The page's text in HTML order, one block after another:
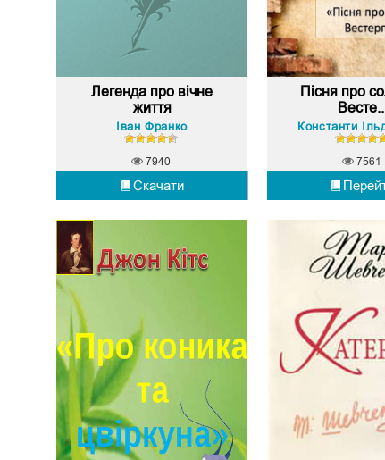
Легенда про вічне
життя
Іван Франко
Скачати
7940
Пісня про
7561